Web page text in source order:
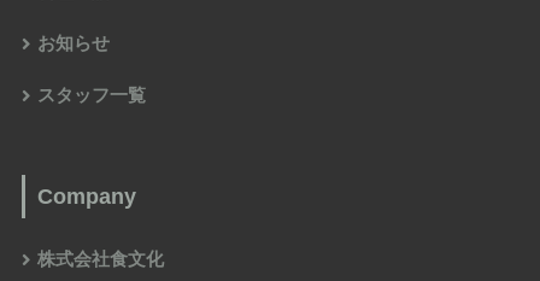
お知らせ
スタッフ一覧
Company
株式会社食文化